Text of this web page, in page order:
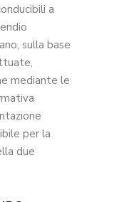
a
sulla base
mediante le
per la
due